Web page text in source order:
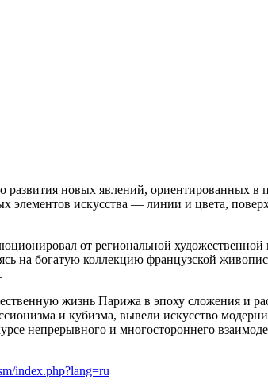
новых явлений, ориентированных в
искусства — линии и цвета,
от региональной
на богатую коллекцию французской
жизнь Парижа в эпоху сложения и
и кубизма, вывели искусство
непрерывного и многостороннего
index.php?lang=ru